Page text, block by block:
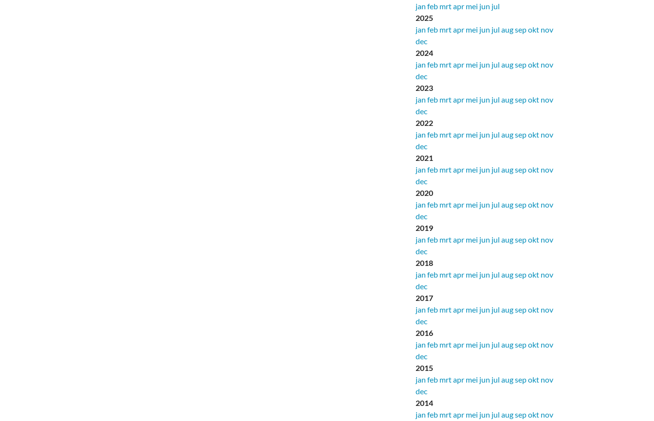
jan feb mrtapr mei jun jul
2025
jan feb mrtapr mei jun jul augsepokt nov
dec
2024
jan feb mrtapr mei jun jul augsepokt nov
dec
2023
jan feb mrtapr mei jun jul augsepokt nov
dec
2022
jan feb mrtapr mei jun jul augsepokt nov
dec
2021
jan feb mrtapr mei jun jul augsepokt nov
dec
2020
jan feb mrtapr mei jun jul augsepokt nov
dec
2019
jan feb mrtapr mei jun jul augsepokt nov
dec
2018
jan feb mrtapr mei jun jul augsepokt nov
dec
2017
jan feb mrtapr mei jun jul augsepokt nov
dec
2016
jan feb mrtapr mei jun jul augsepokt nov
dec
2015
jan feb mrtapr mei jun jul augsepokt nov
dec
2014
jan feb mrtapr mei jun jul augsepokt nov